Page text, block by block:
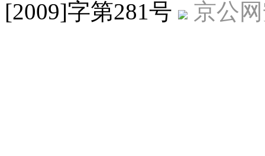
[2009]字第281号 京公